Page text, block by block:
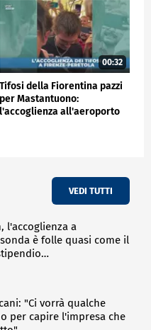
00:32
Tifosi della Fiorentina pazzi
per Mastantuono:
l'accoglienza all'aeroporto
VEDI TUTTI
l'accoglienza a
è folle quasi come il
"Ci vorrà qualche
per capire l'impresa che